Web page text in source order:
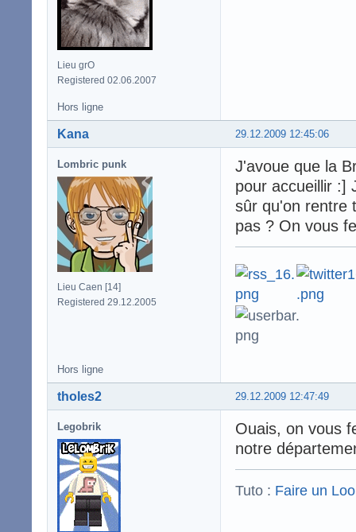
Lieu grO
Registered 02.06.2007
Hors ligne
29.12.2009 12:45:06
Kana
Lombric punk
Lieu Caen [14]
Registered 29.12.2005
J'avoue que la
pour accueillir :]
sûr qu'on rentre
pas ? On vous
Hors ligne
29.12.2009 12:47:49
tholes2
Legobrik
Ouais, on vous
notre
Tuto : Faire un